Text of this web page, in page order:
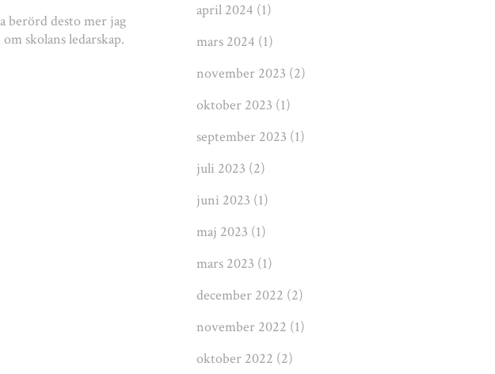
berörd desto mer jag
skolans ledarskap.
april 2024 (1)
mars 2024 (1)
november 2023 (2)
oktober 2023 (1)
september 2023 (1)
juli 2023 (2)
juni 2023 (1)
maj 2023 (1)
mars 2023 (1)
december 2022 (2)
november 2022 (1)
oktober 2022 (2)